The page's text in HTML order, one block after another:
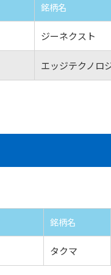
銘柄名
ジーネクスト
エッジテクノロ
銘柄名
タクマ